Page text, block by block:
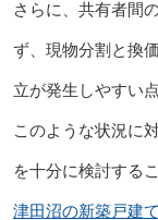
さらに、共有者間
ず、現物分割と換
立が発生しやすい
このような状況に
を十分に検討する
津田沼の新築戸建